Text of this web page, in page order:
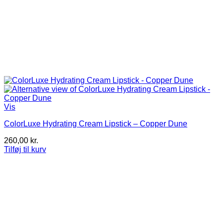
Vis
ColorLuxe Hydrating Cream Lipstick – Copper Dune
260,00 kr.
Tilføj til kurv